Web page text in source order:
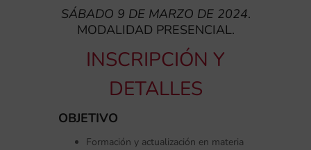
SÁBADO 9 DE MARZO DE 2024.
MODALIDAD PRESENCIAL.
INSCRIPCIÓN Y
DETALLES
OBJETIVO
Formación y actualización en materia